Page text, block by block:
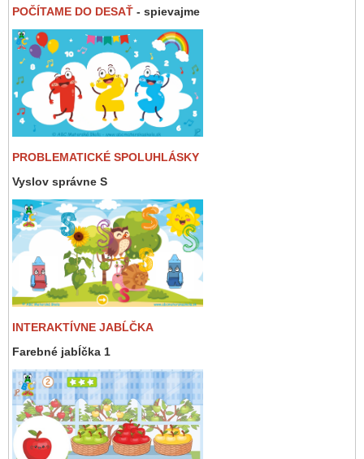
POČÍTAME DO DESAŤ - spievajme
PROBLEMATICKÉ SPOLUHLÁSKY
Vyslov správne S
INTERAKTÍVNE JABĹČKA
Farebné jabĺčka 1